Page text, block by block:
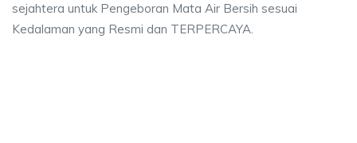
sejahtera untuk Pengeboran Mata Air Bersih sesuai
Kedalaman yang Resmi dan TERPERCAYA.